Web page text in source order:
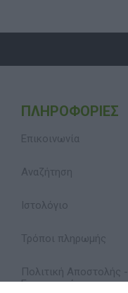
ΠΛΗΡΟΦΟΡΊΕΣ
Επικοινωνία
Αναζήτηση
Ιστολόγιο
Τρόποι πληρωμής
Πολιτική Αποστολής -
Επιστροφών